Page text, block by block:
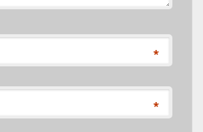
*
*